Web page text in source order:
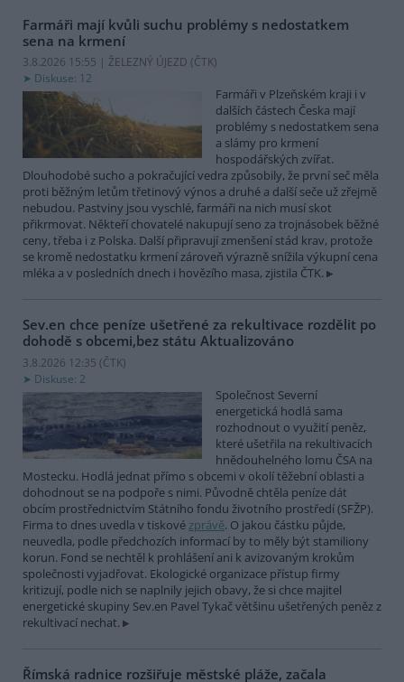
Farmáři mají kvůli suchu problémy s nedostatkem
sena na krmení
3.8.2026 15:55 | ŽELEZNÝ ÚJEZD (ČTK)
Diskuse: 12
Farmáři v Plzeňském kraji i v
dalších částech Česka mají
problémy s nedostatkem sena
a slámy pro krmení
hospodářských zvířat.
Dlouhodobé sucho a pokračující vedra způsobily, že první seč měla
proti běžným letům třetinový výnos a druhé a další seče už zřejmě
nebudou. Pastviny jsou vyschlé, farmáři na nich musí skot
přikrmovat. Někteří chovatelé nakupují seno za trojnásobek běžné
ceny, třeba i z Polska. Další připravují zmenšení stád krav, protože
se kromě nedostatku krmení zároveň výrazně snížila výkupní cena
mléka a v posledních dnech i hovězího masa, zjistila ČTK.
Sev.en chce peníze ušetřené za rekultivace rozdělit po
dohodě s obcemi,bez státu Aktualizováno
3.8.2026 12:35 (ČTK)
Diskuse: 2
Společnost Severní
energetická hodlá sama
rozhodnout o využití peněz,
které ušetřila na rekultivacích
hnědouhelného lomu ČSA na
Mostecku. Hodlá jednat přímo s obcemi v okolí těžební oblasti a
dohodnout se na podpoře s nimi. Původně chtěla peníze dát
obcím prostřednictvím Státního fondu životního prostředí (SFŽP).
Firma to dnes uvedla v tiskovézprávě. O jakou částku půjde,
neuvedla, podle předchozích informací by to měly být stamiliony
korun. Fond se nechtěl k prohlášení ani k avizovaným krokům
společnosti vyjadřovat. Ekologické organizace přístup firmy
kritizují, podle nich se naplnily jejich obavy, že si chce majitel
energetické skupiny Sev.en Pavel Tykač většinu ušetřených peněz z
rekultivací nechat.
Římská radnice rozšiřuje městské pláže, začala